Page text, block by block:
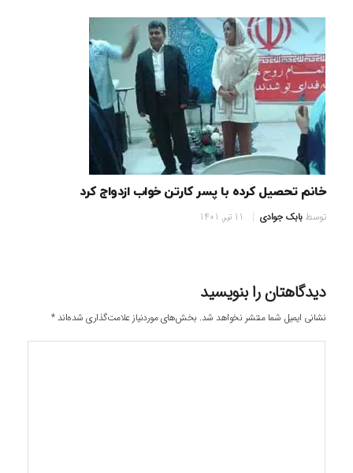
خانم تحصیل کرده با پسر کارتن خواب ازدواج کرد
توسطبابک جوادی 11 تیر, 1401
دیدگاهتان را بنویسید
نشانی ایمیل شما منتشر نخواهد شد. بخش‌های موردنیاز علامت‌گذاری شده‌اند*